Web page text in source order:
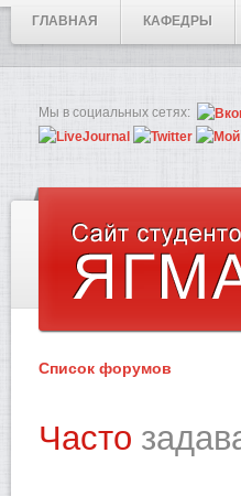
ГЛАВНАЯ КАФЕДРЫ
Мы в социальных сетях:
Список форумов
Часто